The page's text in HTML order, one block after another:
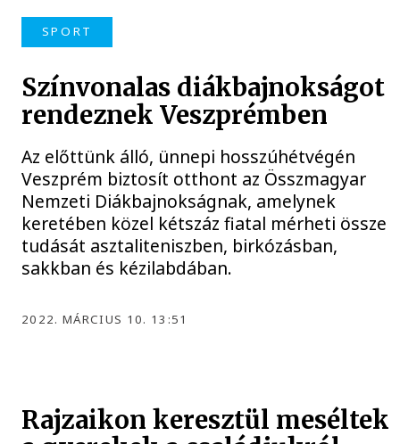
SPORT
Színvonalas diákbajnokságot
rendeznek Veszprémben
Az előttünk álló, ünnepi hosszúhétvégén
Veszprém biztosít otthont az Összmagyar
Nemzeti Diákbajnokságnak, amelynek
keretében közel kétszáz fiatal mérheti össze
tudását asztaliteniszben, birkózásban,
sakkban és kézilabdában.
2022. MÁRCIUS 10. 13:51
Rajzaikon keresztül meséltek